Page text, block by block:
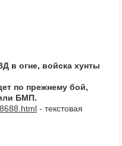
в огне, войска хунты
по прежнему бой,
БМП.
- текстовая